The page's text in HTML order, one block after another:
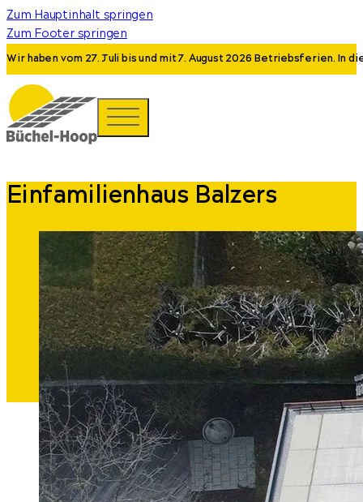
Zum Hauptinhalt springen
Zum Footer springen
Wir haben vom 27. Juli bis und mit 7. August 2026 Betriebsferien.
Einfamilienhaus Balzers